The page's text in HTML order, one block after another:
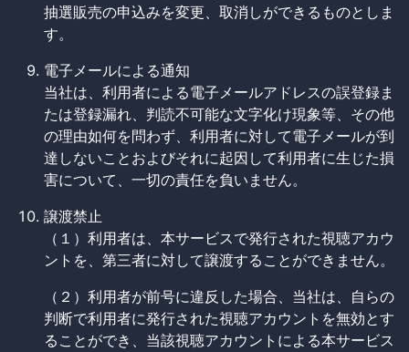
抽選販売の申込みを変更、取消しができるものとしま
す。
電子メールによる通知
当社は、利用者による電子メールアドレスの誤登録ま
たは登録漏れ、判読不可能な文字化け現象等、その他
の理由如何を問わず、利用者に対して電子メールが到
達しないことおよびそれに起因して利用者に生じた損
害について、一切の責任を負いません。
譲渡禁止
（１）利用者は、本サービスで発行された視聴アカウ
ントを、第三者に対して譲渡することができません。
（２）利用者が前号に違反した場合、当社は、自らの
判断で利用者に発行された視聴アカウントを無効とす
ることができ、当該視聴アカウントによる本サービス